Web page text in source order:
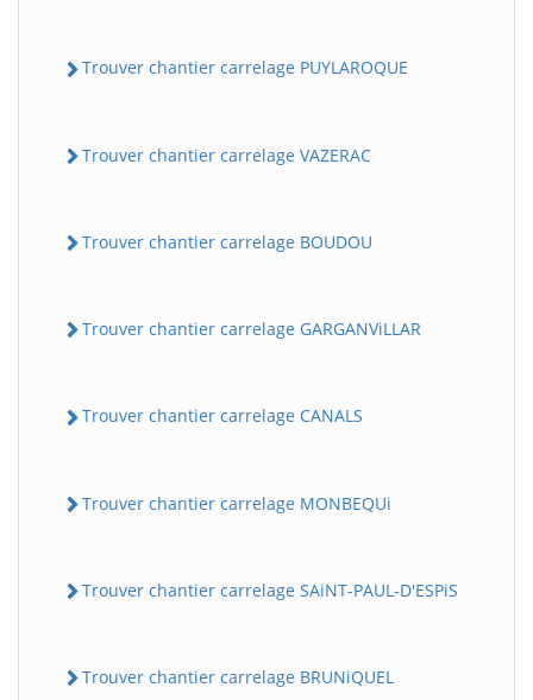
Trouver chantier carrelage PUYLAROQUE
Trouver chantier carrelage VAZERAC
Trouver chantier carrelage BOUDOU
Trouver chantier carrelage GARGANViLLAR
Trouver chantier carrelage CANALS
Trouver chantier carrelage MONBEQUi
Trouver chantier carrelage SAiNT-PAUL-D'ESPiS
Trouver chantier carrelage BRUNiQUEL